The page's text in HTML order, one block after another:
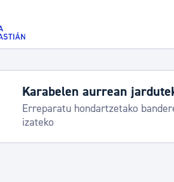
eta gai pertsonalak
Karabelen aurrean
Erreparatu hondartzetako
izateko